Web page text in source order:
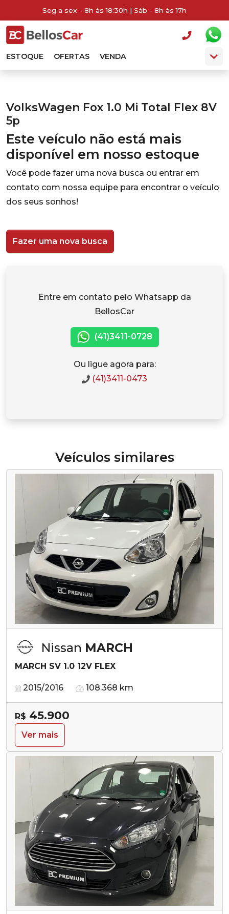
Seg a sex - 8h às 18:30h | Sáb - 8h às 17h
ESTOQUE OFERTAS VENDA
VolksWagen Fox 1.0 Mi Total Flex 8V
5p
Este veículo não está mais
disponível em nosso estoque
Você pode fazer uma nova busca ou entrar em
contato com nossa equipe para encontrar o veículo
dos seus sonhos!
Fazer uma nova busca
Entre em contato pelo Whatsapp da
BellosCar
(41)3411-0728
Ou ligue agora para:
(41)3411-0473
Veículos similares
Nissan MARCH
MARCH SV 1.0 12V FLEX
2015/2016 108.368 km
R$ 45.900
Ver mais